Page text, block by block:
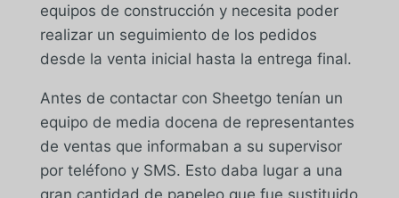
equipos de construcción y necesita poder
realizar un seguimiento de los pedidos
desde la venta inicial hasta la entrega final.
Antes de contactar con Sheetgo tenían un
equipo de media docena de representantes
de ventas que informaban a su supervisor
por teléfono y SMS. Esto daba lugar a una
gran cantidad de papeleo que fue sustituido